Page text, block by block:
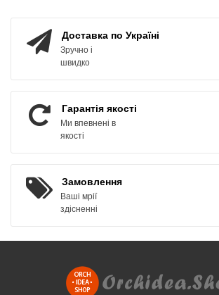
Доставка по Україні
Зручно і
швидко
Гарантія якості
Ми впевнені в
якості
Замовлення
Ваші мрії
здісненні